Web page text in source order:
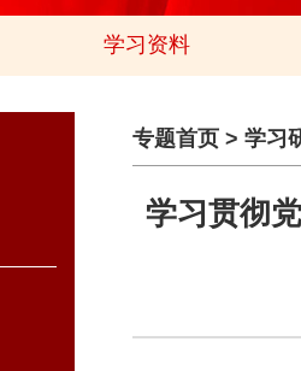
学习资料
专题首页 > 学习
学习贯彻